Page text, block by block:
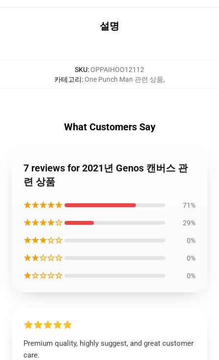
설명
SKU:OPPAIHOO12112
카테고리:One Punch Man 관련 상품,
What Customers Say
7 reviews for 2021년 Genos 캔버스 관
련 상품
★★★★★ 71%
★★★★☆ 29%
★★★☆☆ 0%
★★☆☆☆ 0%
★☆☆☆☆ 0%
Premium quality, highly suggest, and great customer
care.